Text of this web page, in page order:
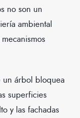
no son un
ambiental
un árbol bloquea
superficies
y las fachadas